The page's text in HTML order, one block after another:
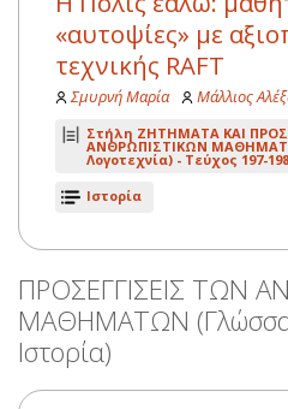
«αυτοψίες» με
τεχνικής RAFT
Σμυρνή Μαρία Μάλλιος
Στήλη ΖΗΤΗΜΑΤΑ ΚΑΙ
ΑΝΘΡΩΠΙΣΤΙΚΩΝ
Λογοτεχνία) - Τεύχος 197-198
Ιστορία
ΠΡΟΣΕΓΓΙΣΕΙΣ ΤΩΝ
ΜΑΘΗΜΑΤΩΝ (Γλώσσα,
Ιστορία)